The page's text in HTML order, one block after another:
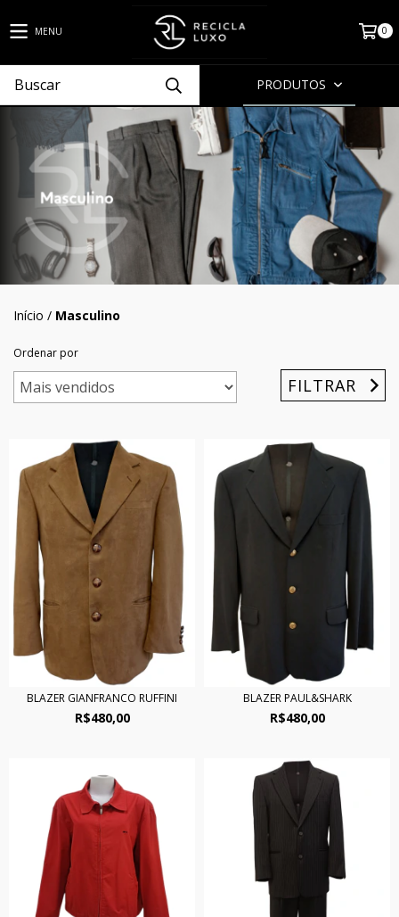
MENU 0
PRODUTOS
Início / Masculino
Ordenar por
FILTRAR
BLAZER GIANFRANCO RUFFINI
R$480,00
BLAZER PAUL&SHARK
R$480,00